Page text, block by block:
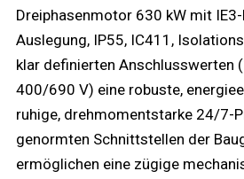
Dreiphasenmotor 630 kW mit
Auslegung, IP55, IC411,
klar definierten Anschlusswerten
400/690 V) eine robuste,
ruhige, drehmomentstarke 24/7-
genormten Schnittstellen der
ermöglichen eine zügige